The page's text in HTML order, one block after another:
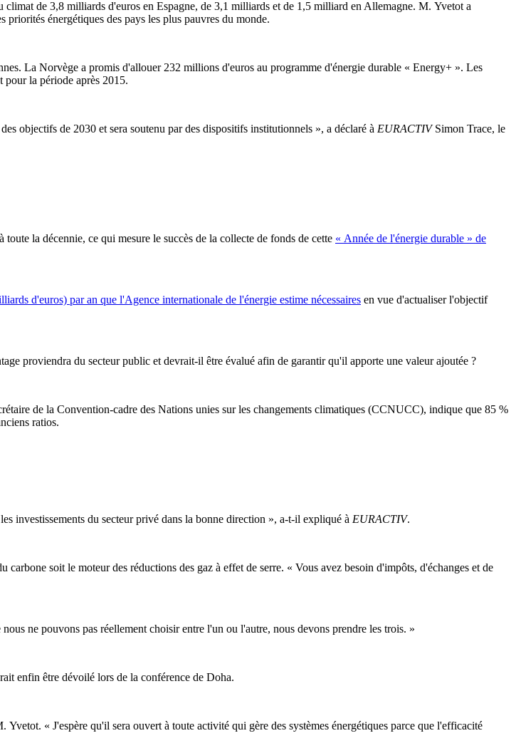
de 3,8 milliards d'euros en Espagne, de 3,1 milliards et de 1,5 milliard en Allemagne. M. Yvetot a
énergétiques des pays les plus pauvres du monde.
La Norvège a promis d'allouer 232 millions d'euros au programme d'énergie durable « Energy+ ». Les
la période après 2015.
objectifs de 2030 et sera soutenu par des dispositifs institutionnels », a déclaré à EURACTIVSimon Trace, le
la décennie, ce qui mesure le succès de la collecte de fonds de cette « Année de l'énergie durable » de
d'euros) par an que l'Agence internationale de l'énergie estime nécessaires en vue d'actualiser l'objectif
proviendra du secteur public et devrait-il être évalué afin de garantir qu'il apporte une valeur ajoutée ?
de la Convention-cadre des Nations unies sur les changements climatiques (CCNUCC), indique que 85 %
ratios.
investissements du secteur privé dans la bonne direction », a-t-il expliqué à EURACTIV.
soit le moteur des réductions des gaz à effet de serre. « Vous avez besoin d'impôts, d'échanges et de
ne pouvons pas réellement choisir entre l'un ou l'autre, nous devons prendre les trois. »
enfin être dévoilé lors de la conférence de Doha.
« J'espère qu'il sera ouvert à toute activité qui gère des systèmes énergétiques parce que l'efficacité